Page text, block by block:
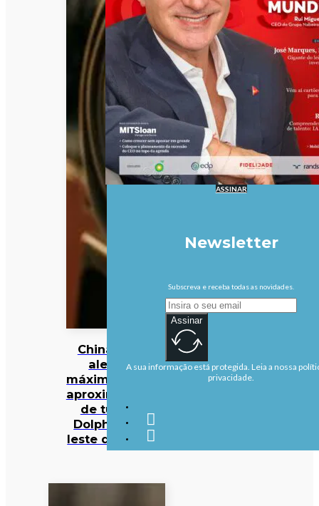
China em
alerta
máximo com
aproximação
de tufão
Dolphin ao
leste do país
ASSINAR
Newsletter
Subscreva e receba todas as novidades.
Assinar
A sua informação está protegida. Leia a nossa
privacidade.